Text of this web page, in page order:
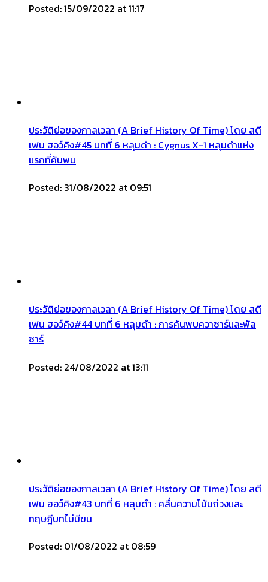
Posted: 15/09/2022 at 11:17
ประวัติย่อของกาลเวลา (A Brief History Of Time) โดย สตี
เฟน ฮอว์คิง#45 บทที่ 6 หลุมดำ : Cygnus X-1 หลุมดำแห่ง
แรกที่ค้นพบ
Posted: 31/08/2022 at 09:51
ประวัติย่อของกาลเวลา (A Brief History Of Time) โดย สตี
เฟน ฮอว์คิง#44 บทที่ 6 หลุมดำ : การค้นพบควาซาร์และพัล
ซาร์
Posted: 24/08/2022 at 13:11
ประวัติย่อของกาลเวลา (A Brief History Of Time) โดย สตี
เฟน ฮอว์คิง#43 บทที่ 6 หลุมดำ : คลื่นความโน้มถ่วงและ
ทฤษฎีบทไม่มีขน
Posted: 01/08/2022 at 08:59